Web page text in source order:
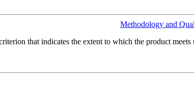
Methodology and
that indicates the extent to which the product meets